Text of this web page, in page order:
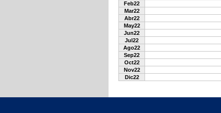
Feb22
Mar22
Abr22
May22
Jun22
Jul22
Ago22
Sep22
Oct22
Nov22
Dic22